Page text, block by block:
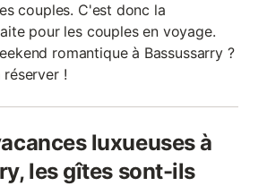
couples. C'est donc la
pour les couples en voyage.
romantique à Bassussarry ?
!
luxueuses à
les gîtes sont-ils